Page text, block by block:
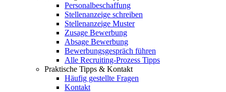
Personalbeschaffung
Stellenanzeige schreiben
Stellenanzeige Muster
Zusage Bewerbung
Absage Bewerbung
Bewerbungsgespräch führen
Alle Recruiting-Prozess Tipps
Praktische Tipps & Kontakt
Häufig gestellte Fragen
Kontakt